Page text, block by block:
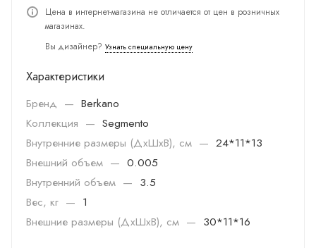
Цена в интернет-магазина не отличается от цен в розничных
магазинах.
Вы дизайнер? Узнать специальную цену
Характеристики
Бренд — Berkano
Коллекция — Segmento
Внутренние размеры (ДхШхВ), см — 24*11*13
Внешний объем — 0.005
Внутренний объем — 3.5
Вес, кг — 1
Внешние размеры (ДхШхВ), см — 30*11*16